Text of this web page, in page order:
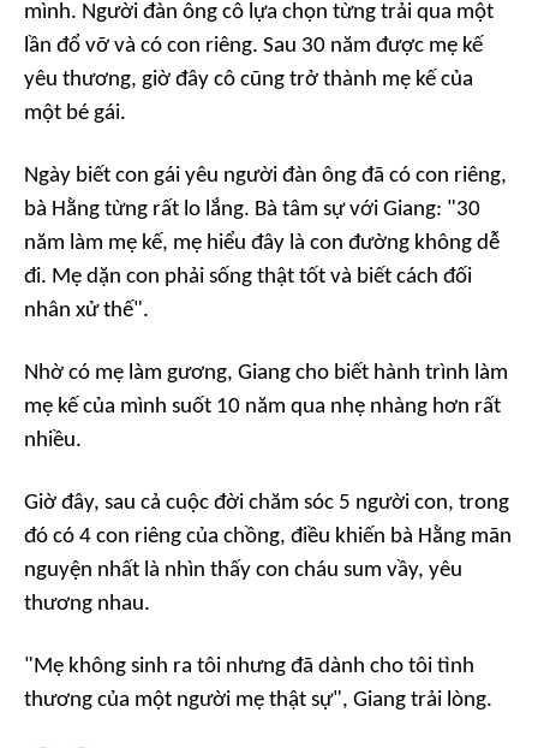
mình. Người đàn ông cô lựa chọn từng trải qua một
lần đổ vỡ và có con riêng. Sau 30 năm được mẹ kế
yêu thương, giờ đây cô cũng trở thành mẹ kế của
một bé gái.
Ngày biết con gái yêu người đàn ông đã có con riêng,
bà Hằng từng rất lo lắng. Bà tâm sự với Giang: "30
năm làm mẹ kế, mẹ hiểu đây là con đường không dễ
đi. Mẹ dặn con phải sống thật tốt và biết cách đối
nhân xử thế".
Nhờ có mẹ làm gương, Giang cho biết hành trình làm
mẹ kế của mình suốt 10 năm qua nhẹ nhàng hơn rất
nhiều.
Giờ đây, sau cả cuộc đời chăm sóc 5 người con, trong
đó có 4 con riêng của chồng, điều khiến bà Hằng mãn
nguyện nhất là nhìn thấy con cháu sum vầy, yêu
thương nhau.
"Mẹ không sinh ra tôi nhưng đã dành cho tôi tình
thương của một người mẹ thật sự", Giang trải lòng.